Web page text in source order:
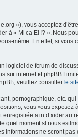
»), vous acceptez
à « Mi ca El !? ». Nous
même. En effet, si
logiciel de forum de
sur internet et phpBB
veuillez consulter le
pornographique, etc.
vous vous
afin d’aider
quel moment si nous
ne seront